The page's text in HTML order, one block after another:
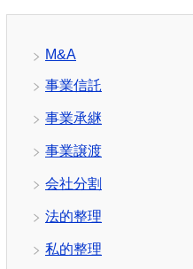
M&A
事業信託
事業承継
事業譲渡
会社分割
法的整理
私的整理